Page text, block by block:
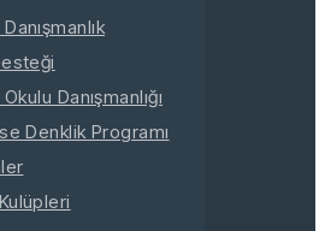
Danışmanlığı
Denklik Programı